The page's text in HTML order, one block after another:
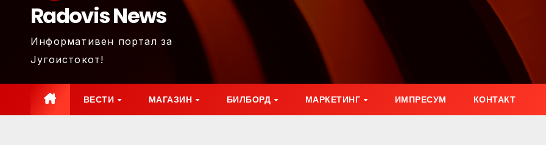
Radovis News
Информативен портал за
Југоистокот!
ВЕСТИ МАГАЗИН БИЛБОРД МАРКЕТИНГ ИМПРЕСУМ КОНТАКТ